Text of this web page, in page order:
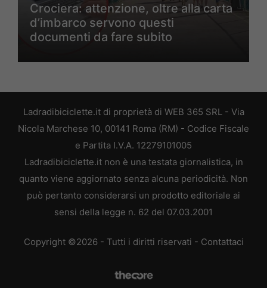
Crociera: attenzione, oltre alla carta
d’imbarco servono questi
documenti da fare subito
Ladradibiciclette.it di proprietà di WEB 365 SRL - Via
Nicola Marchese 10, 00141 Roma (RM) - Codice Fiscale
e Partita I.V.A. 12279101005
Ladradibiciclette.it non è una testata giornalistica, in
quanto viene aggiornato senza alcuna periodicità. Non
può pertanto considerarsi un prodotto editoriale ai
sensi della legge n. 62 del 07.03.2001
Copyright ©2026 - Tutti i diritti riservati - Contattaci